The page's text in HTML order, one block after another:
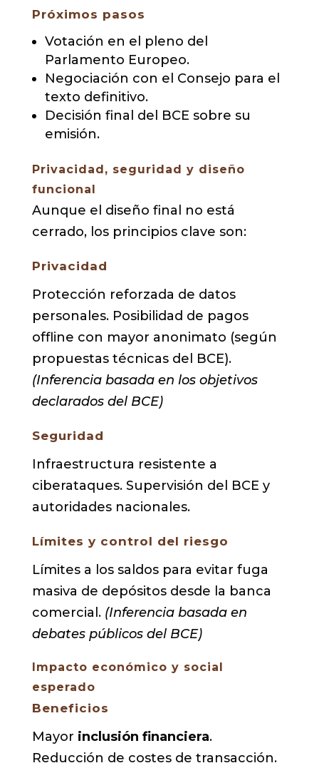
Próximos pasos
Votación en el pleno del
Parlamento Europeo.
Negociación con el Consejo para el
texto definitivo.
Decisión final del BCE sobre su
emisión.
Privacidad, seguridad y diseño
funcional
Aunque el diseño final no está
cerrado, los principios clave son:
Privacidad
Protección reforzada de datos
personales. Posibilidad de pagos
offline con mayor anonimato (según
propuestas técnicas del BCE).
(Inferencia basada en los objetivos
declarados del BCE)
Seguridad
Infraestructura resistente a
ciberataques. Supervisión del BCE y
autoridades nacionales.
Límites y control del riesgo
Límites a los saldos para evitar fuga
masiva de depósitos desde la banca
comercial. (Inferencia basada en
debates públicos del BCE)
Impacto económico y social
esperado
Beneficios
Mayor inclusión financiera.
Reducción de costes de transacción.